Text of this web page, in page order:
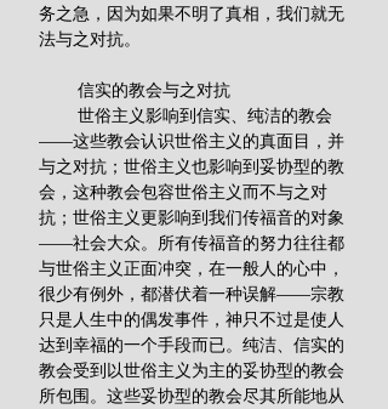
务之急，因为如果不明了真相，我们就无
法与之对抗。
        信实的教会与之对抗
——这些教会认识世俗主义的真面目，并
与之对抗；世俗主义也影响到妥协型的教
会，这种教会包容世俗主义而不与之对
抗；世俗主义更影响到我们传福音的对象
——社会大众。所有传福音的努力往往都
与世俗主义正面冲突，在一般人的心中，
很少有例外，都潜伏着一种误解——宗教
只是人生中的偶发事件，神只不过是使人
达到幸福的一个手段而已。纯洁、信实的
教会受到以世俗主义为主的妥协型的教会
所包围。这些妥协型的教会尽其所能地从